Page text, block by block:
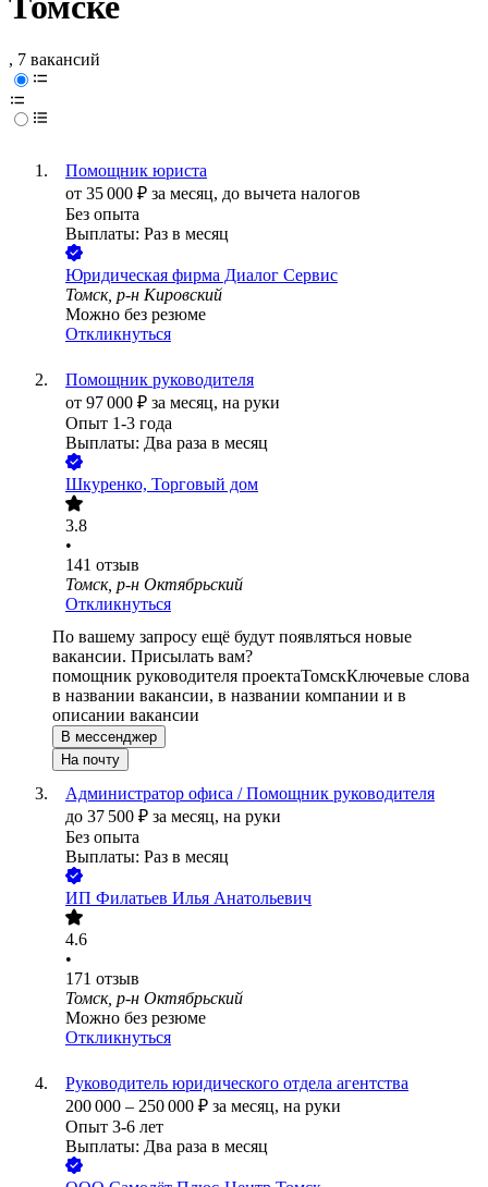
, 7 вакансий
Помощник юриста
от 35 000 ₽ за месяц, до вычета налогов
Без опыта
Выплаты: Раз в месяц
Юридическая фирма Диалог Сервис
Томск, р-н Кировский
Можно без резюме
Откликнуться
Помощник руководителя
от 97 000 ₽ за месяц, на руки
Опыт 1-3 года
Выплаты: Два раза в месяц
Шкуренко, Торговый дом
3.8
•
141 отзыв
Томск, р-н Октябрьский
Откликнуться
По вашему запросу ещё будут появляться новые
вакансии. Присылать вам?
помощник руководителя проектаТомскКлючевые слова
в названии вакансии, в названии компании и в
описании вакансии
В мессенджер
На почту
Администратор офиса / Помощник руководителя
до 37 500 ₽ за месяц, на руки
Без опыта
Выплаты: Раз в месяц
ИП Филатьев Илья Анатольевич
4.6
•
171 отзыв
Томск, р-н Октябрьский
Можно без резюме
Откликнуться
Руководитель юридического отдела агентства
200 000 – 250 000 ₽ за месяц, на руки
Опыт 3-6 лет
Выплаты: Два раза в месяц